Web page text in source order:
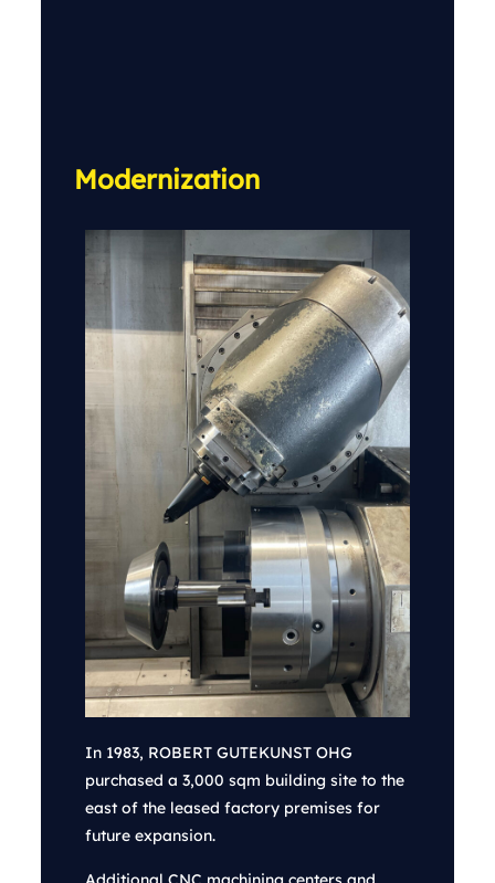
Modernization
In 1983, ROBERT GUTEKUNST OHG
purchased a 3,000 sqm building site to the
east of the leased factory premises for
future expansion.